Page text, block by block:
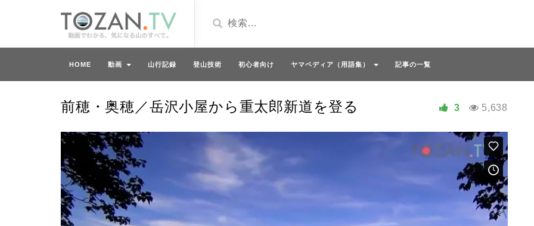
HOME 動画 山行記録 登山技術 初心者向け ヤマペディア（用語集） 記事の一覧
前穂・奥穂／岳沢小屋から重太郎新道を登る 5,638
3